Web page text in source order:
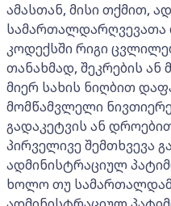
ამასთან, მისი თქმით,
კოდექსში რიგი
თანახმად, შეკრების ან
მიერ სახის ნიღბით
მომწამვლელი
გადაკეტვის ან
პირველივე შემთხვევა
ადმინისტრაციულ
ხოლო თუ